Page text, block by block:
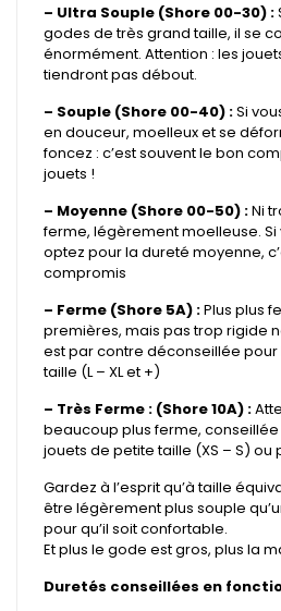
– Ultra Souple (Shore 00-30) :
godes de très grand taille, il se
énormément. Attention : les
tiendront pas débout.
– Souple (Shore 00-40) :Si
en douceur, moelleux et se
foncez : c’est souvent le bon
jouets !
– Moyenne (Shore 00-50) :Ni
ferme, légèrement moelleuse. Si
optez pour la dureté moyenne,
compromis
– Ferme (Shore 5A) :Plus plus
premières, mais pas trop rigide
est par contre déconseillée
taille (L – XL et +)
– Très Ferme : (Shore 10A) :
beaucoup plus ferme,
jouets de petite taille (XS – S) ou
Gardez à l’esprit qu’à taille
être légèrement plus souple
pour qu’il soit confortable.
Et plus le gode est gros, plus la
Duretés conseillées en